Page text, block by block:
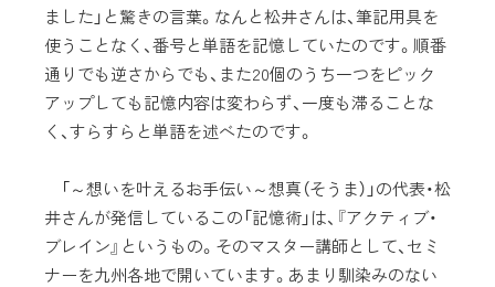
ました」と驚きの言葉。なんと松井さんは、筆記用具を
使うことなく、番号と単語を記憶していたのです。順番
通りでも逆さからでも、また20個のうち一つをピック
アップしても記憶内容は変わらず、一度も滞ることな
く、すらすらと単語を述べたのです。
「～想いを叶えるお手伝い～想真（そうま）」の代表・松
井さんが発信しているこの「記憶術」は、『アクティブ・
ブレイン』というもの。そのマスター講師として、セミ
ナーを九州各地で開いています。あまり馴染みのない